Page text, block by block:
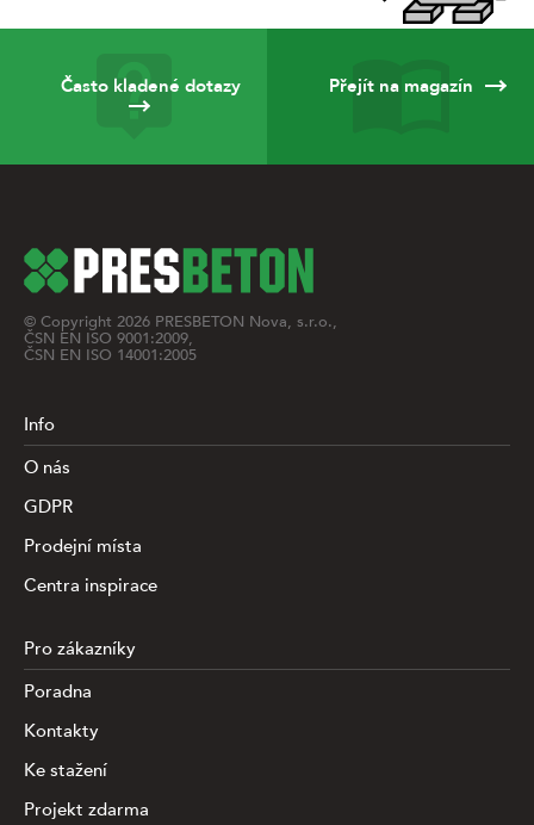
Často kladené dotazy Přejít na magazín
© Copyright 2026 PRESBETON Nova, s.r.o.,
ČSN EN ISO 9001:2009,
ČSN EN ISO 14001:2005
Info
O nás
GDPR
Prodejní místa
Centra inspirace
Pro zákazníky
Poradna
Kontakty
Ke stažení
Projekt zdarma